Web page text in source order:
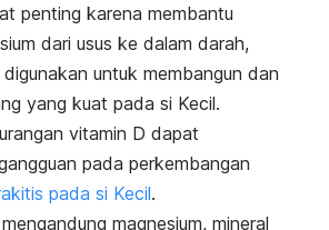
penting karena membantu
dari usus ke dalam darah,
untuk membangun dan
yang kuat pada si Kecil.
vitamin D dapat
pada perkembangan
pada si Kecil.
magnesium, mineral